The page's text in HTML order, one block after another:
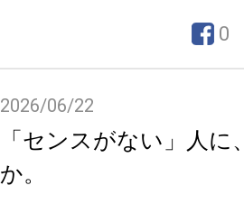
0
2026/06/22
「センスがない」人
か。